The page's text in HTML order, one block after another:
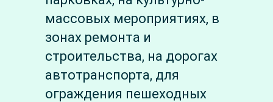
массовых мероприятиях, в
зонах ремонта и
строительства, на дорогах
автотранспорта, для
ограждения пешеходных